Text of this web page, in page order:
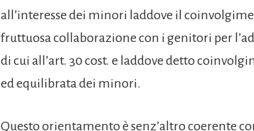
all’interesse dei minori laddove il
fruttuosa collaborazione con i genitori per
di cui all’art. 30 cost. e laddove detto
ed equilibrata dei minori.
Questo orientamento è senz’altro coerente